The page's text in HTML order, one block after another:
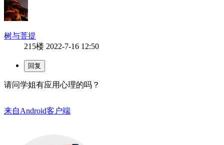
树与菩提
215楼 2022-7-16 12:50
请问学姐有应用心理的吗？
来自Android客户端